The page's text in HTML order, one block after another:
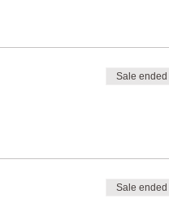
Sale ended
Sale ended